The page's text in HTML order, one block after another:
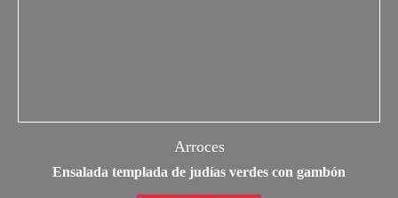
Arroces
Ensalada templada de judías verdes con gambón